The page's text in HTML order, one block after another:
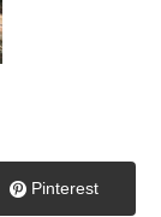
Pinterest